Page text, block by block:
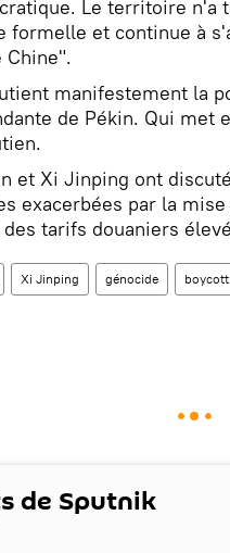
Le territoire n'a
formelle et continue à
Chine".
manifestement la
de Pékin. Qui met
et Xi Jinping ont
exacerbées par la
tarifs douaniers
Xi Jinping génocide boycott
de Sputnik